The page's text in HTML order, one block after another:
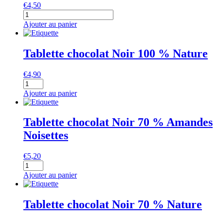
€4,50
quantité
de
Pain
mie
frais
Ajouter au panier
Tablette chocolat Noir 100 % Nature
€4,90
quantité
de
Tablette
chocolat
Noir
100
%
Nature
Ajouter au panier
Tablette chocolat Noir 70 % Amandes
Noisettes
€5,20
quantité
de
Tablette
chocolat
Noir
70
Ajouter au panier
Tablette chocolat Noir 70 % Nature